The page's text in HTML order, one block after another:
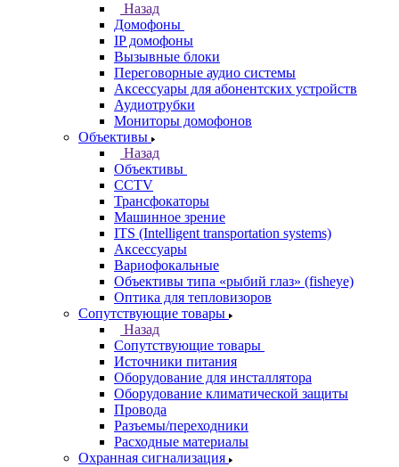
Назад
Домофоны
IP домофоны
Вызывные блоки
Переговорные аудио системы
Аксессуары для абонентских устройств
Аудиотрубки
Мониторы домофонов
Объективы
Назад
Объективы
CCTV
Трансфокаторы
Машинное зрение
ITS (Intelligent transportation systems)
Аксессуары
Вариофокальные
Объективы типа «рыбий глаз» (fisheye)
Оптика для тепловизоров
Сопутствующие товары
Назад
Сопутствующие товары
Источники питания
Оборудование для инсталлятора
Оборудование климатической защиты
Провода
Разъемы/переходники
Расходные материалы
Охранная сигнализация